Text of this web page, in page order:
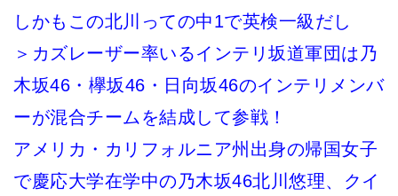
しかもこの北川っての中1で英検一級だし
＞カズレーザー率いるインテリ坂道軍団は乃
木坂46・欅坂46・日向坂46のインテリメンバ
ーが混合チームを結成して参戦！
アメリカ・カリフォルニア州出身の帰国女子
で慶応大学在学中の乃木坂46北川悠理、クイ